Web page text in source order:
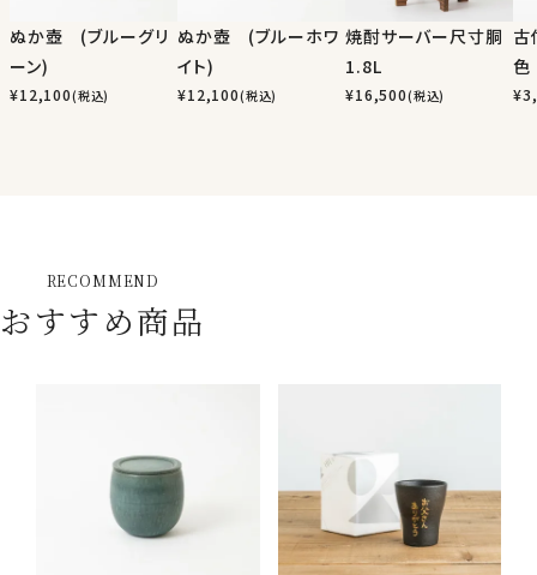
ぬか壺 (ブルーグリ
ーン)
¥12,100(税込)
ぬか壺 (ブルーホワ
イト)
¥12,100(税込)
焼酎サーバー尺寸胴
1.8L
¥16,500(税込)
古
色
¥
RECOMMEND
おすすめ商品